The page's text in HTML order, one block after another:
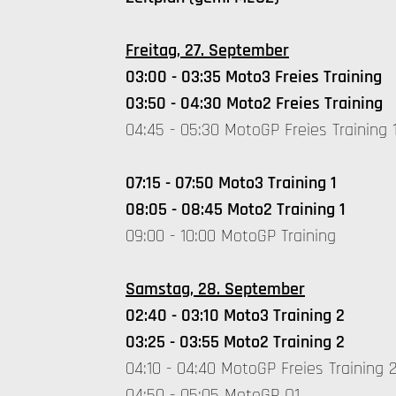
Freitag, 27. September
03:00 - 03:35 Moto3 Freies Training
03:50 - 04:30 Moto2 Freies Training
04:45 - 05:30 MotoGP Freies Training
07:15 - 07:50 Moto3 Training 1
08:05 - 08:45 Moto2 Training 1
09:00 - 10:00 MotoGP Training
Samstag, 28. September
02:40 - 03:10 Moto3 Training 2
03:25 - 03:55 Moto2 Training 2
04:10 - 04:40 MotoGP Freies Training 2